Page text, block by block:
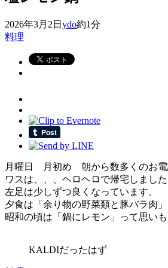
2026年3月2日 ydo約1分
料理
月曜日 月初め 朝から数多くのお電
ワスは、、、ヘロヘロで帰宅しました
左足は少しずつ良くなっています。
夕食は「余り物の野菜類と豚バラ肉」
昭和の頃は「鍋にレモン」って思い
KALDIだったはず